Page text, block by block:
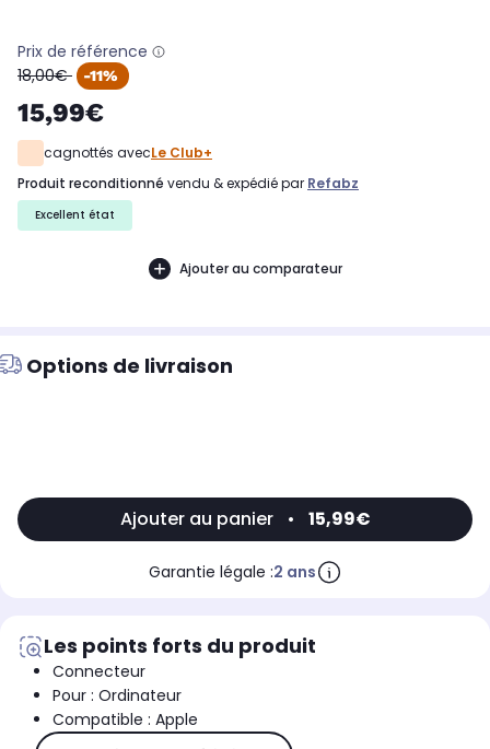
Prix de référence
oldPrice
18,00€ -11%
15,99€
cagnottés avecLe Club+
produit reconditionné vendu & expédié par Refabz
Excellent état
Ajouter au comparateur
Options de livraison
Ajouter au panier • 15,99€
Garantie légale :2 ans
Les points forts du produit
Connecteur
Pour : Ordinateur
Compatible : Apple